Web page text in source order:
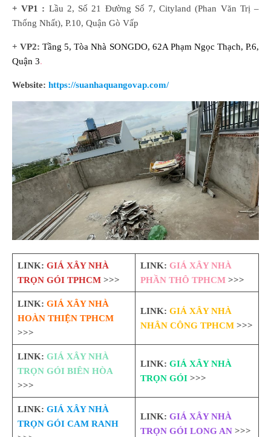
+ VP1 : Lầu 2, Số 21 Đường Số 7, Cityland (Phan Văn Trị –
Thống Nhất), P.10, Quận Gò Vấp
+ VP2:Tầng 5, Tòa Nhà SONGDO, 62A Phạm Ngọc Thạch, P.6,
Quận 3.
Website: https://suanhaquangovap.com/
LINK: GIÁ XÂY NHÀ
TRỌN GÓI TPHCM>>>
LINK: GIÁ XÂY NHÀ
PHẦN THÔ TPHCM>>>
LINK: GIÁ XÂY NHÀ
HOÀN THIỆN TPHCM
>>>
LINK: GIÁ XÂY NHÀ
NHÂN CÔNG TPHCM>>>
LINK: GIÁ XÂY NHÀ
TRỌN GÓI BIÊN HÒA
>>>
LINK: GIÁ XÂY NHÀ
TRỌN GÓI>>>
LINK: GIÁ XÂY NHÀ
TRỌN GÓI CAM RANH
LINK: GIÁ XÂY NHÀ
TRỌN GÓI LONG AN>>>